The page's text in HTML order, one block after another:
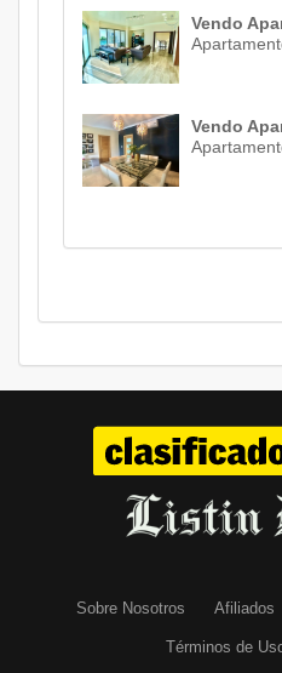
Sobre Nosotros Afiliados
Términos de